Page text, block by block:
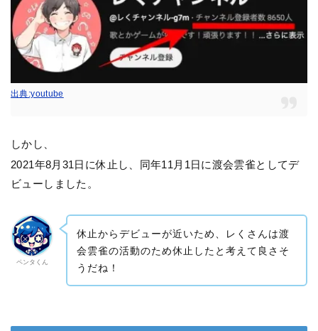
出典:youtube
しかし、
2021年8月31日に休止し、同年11月1日に渡会雲雀としてデ
ビューしました。
ペンタくん
休止からデビューが近いため、レくさんは渡
会雲雀の活動のため休止したと考えて良さそ
うだね！